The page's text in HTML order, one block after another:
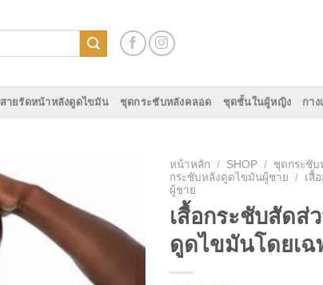
สายรัดหน้าหลังดูดไขมัน ชุดกระชับหลังคลอด ชุดชั้นในผู้หญิง กาง
wishlist
หน้าหลัก / SHOP / ชุดกระชั
กระชับหลังดูดไขมันผู้ชาย
/ เสื้
ผู้ชาย
เสื้อกระชับสัดส่
ดูดไขมันโดยเ